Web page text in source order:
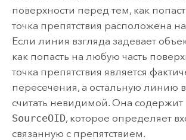
поверхности перед тем, как
точка препятствия расположена
Если линия взгляда задевает
как попасть на любую часть
точка препятствия является
пересечения, а остальную линию
считать невидимой. Она содержит
SourceOID, которое определяет
связанную с препятствием.